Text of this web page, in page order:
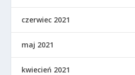
czerwiec 2021
maj 2021
kwiecień 2021